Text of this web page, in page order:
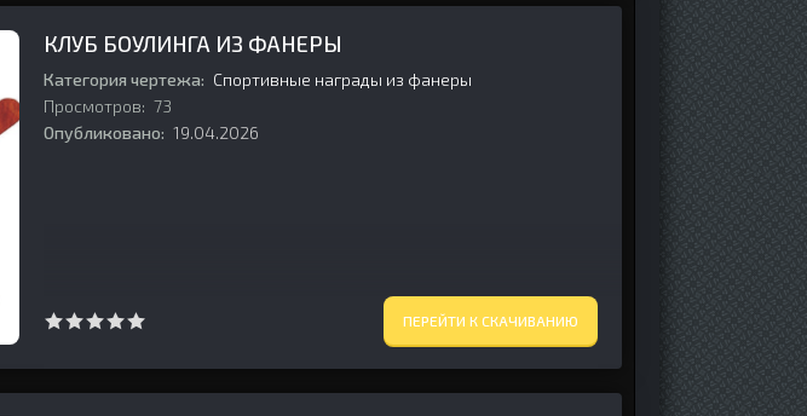
КЛУБ БОУЛИНГА ИЗ ФАНЕРЫ
Категория чертежа: Спортивные награды из фанеры
Просмотров: 73
Опубликовано: 19.04.2026
ПЕРЕЙТИ К СКАЧИВАНИЮ